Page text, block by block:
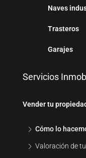
Naves
Trasteros
Garajes
Servicios
Vender tu
Cómo lo
Valoración de